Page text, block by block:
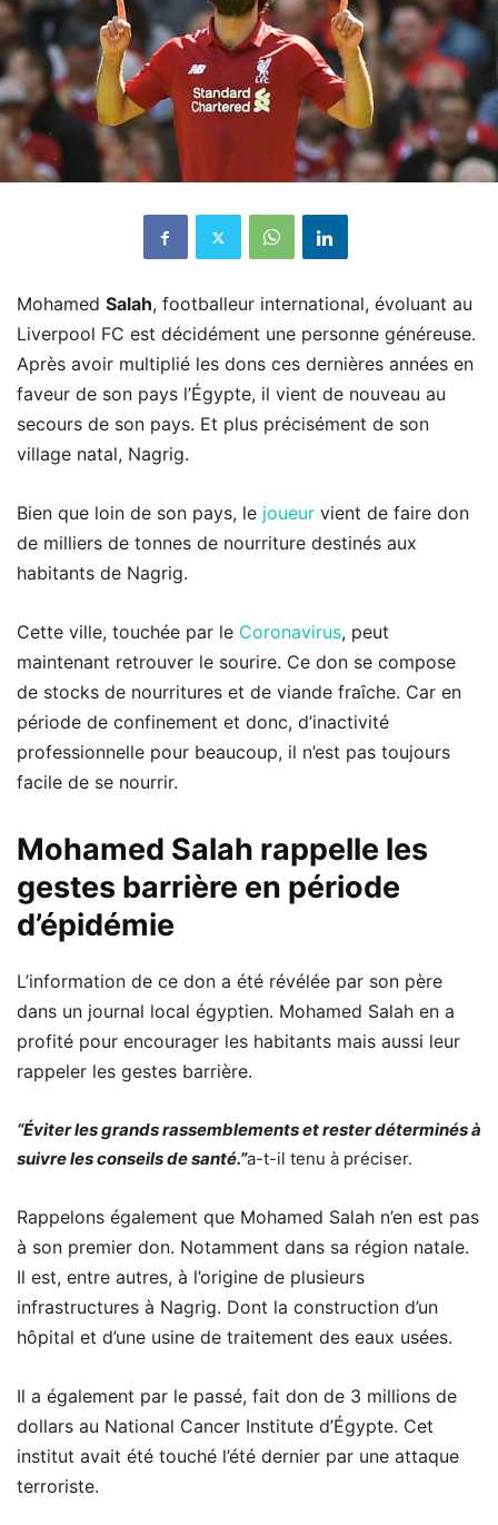
Mohamed Salah, footballeur international, évoluant au
Liverpool FC est décidément une personne généreuse.
Après avoir multiplié les dons ces dernières années en
faveur de son pays l’Égypte, il vient de nouveau au
secours de son pays. Et plus précisément de son
village natal, Nagrig.
Bien que loin de son pays, le joueur vient de faire don
de milliers de tonnes de nourriture destinés aux
habitants de Nagrig.
Cette ville, touchée par le Coronavirus, peut
maintenant retrouver le sourire. Ce don se compose
de stocks de nourritures et de viande fraîche. Car en
période de confinement et donc, d’inactivité
professionnelle pour beaucoup, il n’est pas toujours
facile de se nourrir.
Mohamed Salah rappelle les
gestes barrière en période
d’épidémie
L’information de ce don a été révélée par son père
dans un journal local égyptien. Mohamed Salah en a
profité pour encourager les habitants mais aussi leur
rappeler les gestes barrière.
“Éviter les grands rassemblements et rester déterminés à
suivre les conseils de santé.”a-t-il tenu à préciser.
Rappelons également que Mohamed Salah n’en est pas
à son premier don. Notamment dans sa région natale.
Il est, entre autres, à l’origine de plusieurs
infrastructures à Nagrig. Dont la construction d’un
hôpital et d’une usine de traitement des eaux usées.
Il a également par le passé, fait don de 3 millions de
dollars au National Cancer Institute d’Égypte. Cet
institut avait été touché l’été dernier par une attaque
terroriste.